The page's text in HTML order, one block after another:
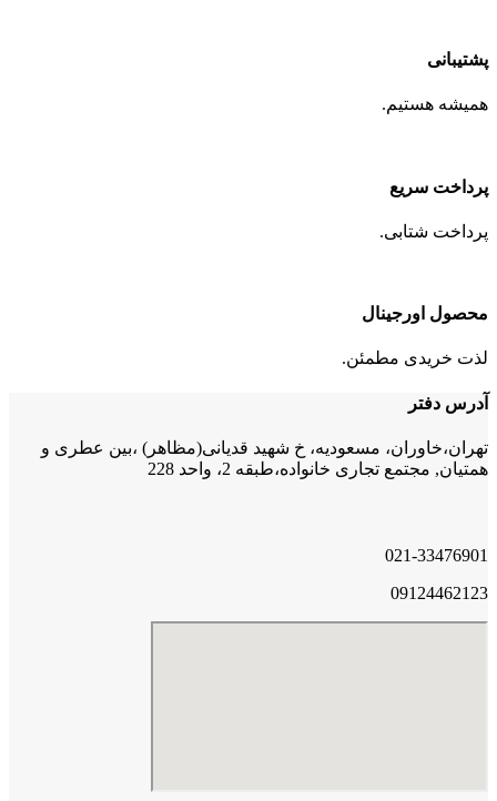
پشتیبانی
همیشه هستیم.
پرداخت سریع
پرداخت شتابی.
محصول اورجینال
لذت خریدی مطمئن.
آدرس دفتر
تهران،خاوران، مسعودیه، خ شهید قدیانی(مظاهر) ،بین عطری و
همتیان, مجتمع تجاری خانواده،طبقه 2، واحد 228
021-33476901
09124462123